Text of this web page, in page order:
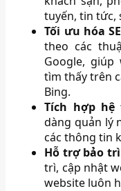
tuyến, tin tức,
Tối ưu hóa
theo các
Google,
tìm thấy trên
Bing.
Tích hợp hệ
dàng quản lý
các thông tin
Hỗ trợ bảo
trì, cập nhật
website luôn